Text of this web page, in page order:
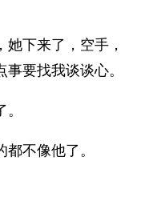
下来了，空手，
要找我谈谈心。
不像他了。